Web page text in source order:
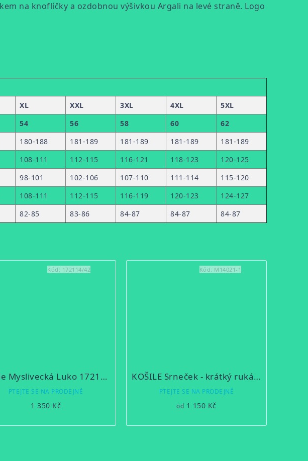
na knoflíčky a ozdobnou výšivkou Argali na levé straně. Logo
XL XXL 3XL 4XL
5XL
54 56 58 60
62
180-188 181-189 181-189 181-189
181-189
108-111 112-115 116-121 118-123
120-125
98-101 102-106 107-110 111-114
115-120
108-111 112-115 116-119 120-123
124-127
82-85 83-86 84-87 84-87 84-87
Košile Myslivecká Luko 172114
PTEJTE SE NA PRODEJNĚ
1 350 Kč
Kód: 172114/42
KOŠILE Srneček - krátký rukáv zelená
PTEJTE SE NA PRODEJNĚ
od 1 150 Kč
Kód: M14021-1